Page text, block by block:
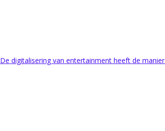
De digitalisering van entertainment heeft de